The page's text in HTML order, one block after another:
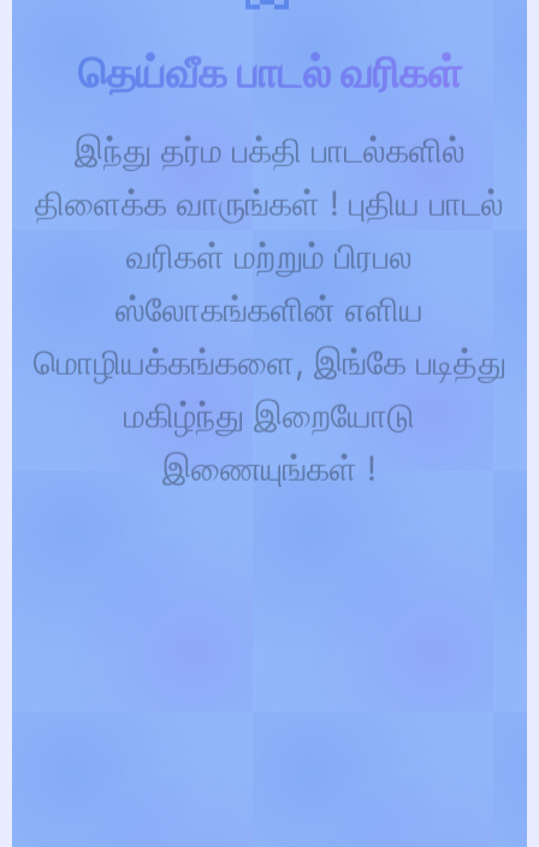
தெய்வீக பாடல் வரிகள்
இந்து தர்ம பக்தி பாடல்களில்
திளைக்க வாருங்கள் ! புதிய பாடல்
வரிகள் மற்றும் பிரபல
ஸ்லோகங்களின் எளிய
மொழியக்கங்களை, இங்கே படித்து
மகிழ்ந்து இறையோடு
இணையுங்கள் !